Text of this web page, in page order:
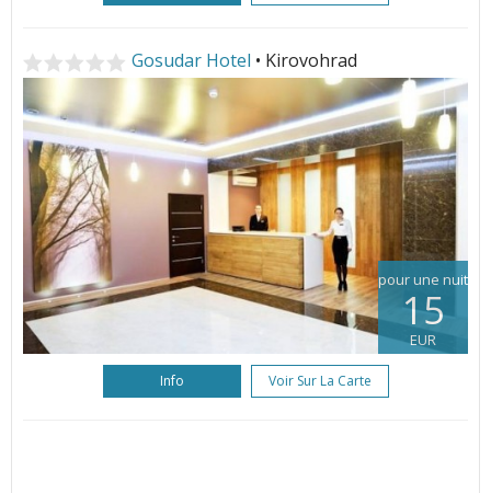
Gosudar Hotel • Kirovohrad
pour une nuit
15
EUR
Info Voir Sur La Carte